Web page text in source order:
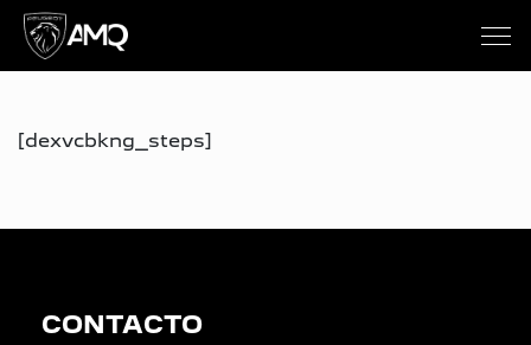
[dexvcbkng_steps]
CONTACTO